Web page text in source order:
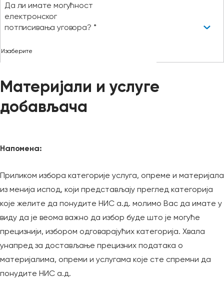
Да ли имате могућност
електронског
потписивања уговора? *
Материјали и услуге
добављача
Напомена:
Приликом избора категорије услуга, опреме и материјала
из менија испод, који представљају преглед категорија
које желите да понудите НИС а.д. молимо Вас да имате у
виду да је веома важно да избор буде што је могуће
прецизнији, избором одговарајућих категорија. Хвала
унапред за достављање прецизних података о
материјалима, опреми и услугама које сте спремни да
понудите НИС а.д.